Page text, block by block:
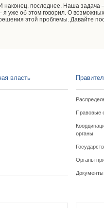
И наконец, последнее. Наша задача
я уже об этом говорил. О
этой проблемы. Давайте
власть
Правовые
органы
Органы
Документы